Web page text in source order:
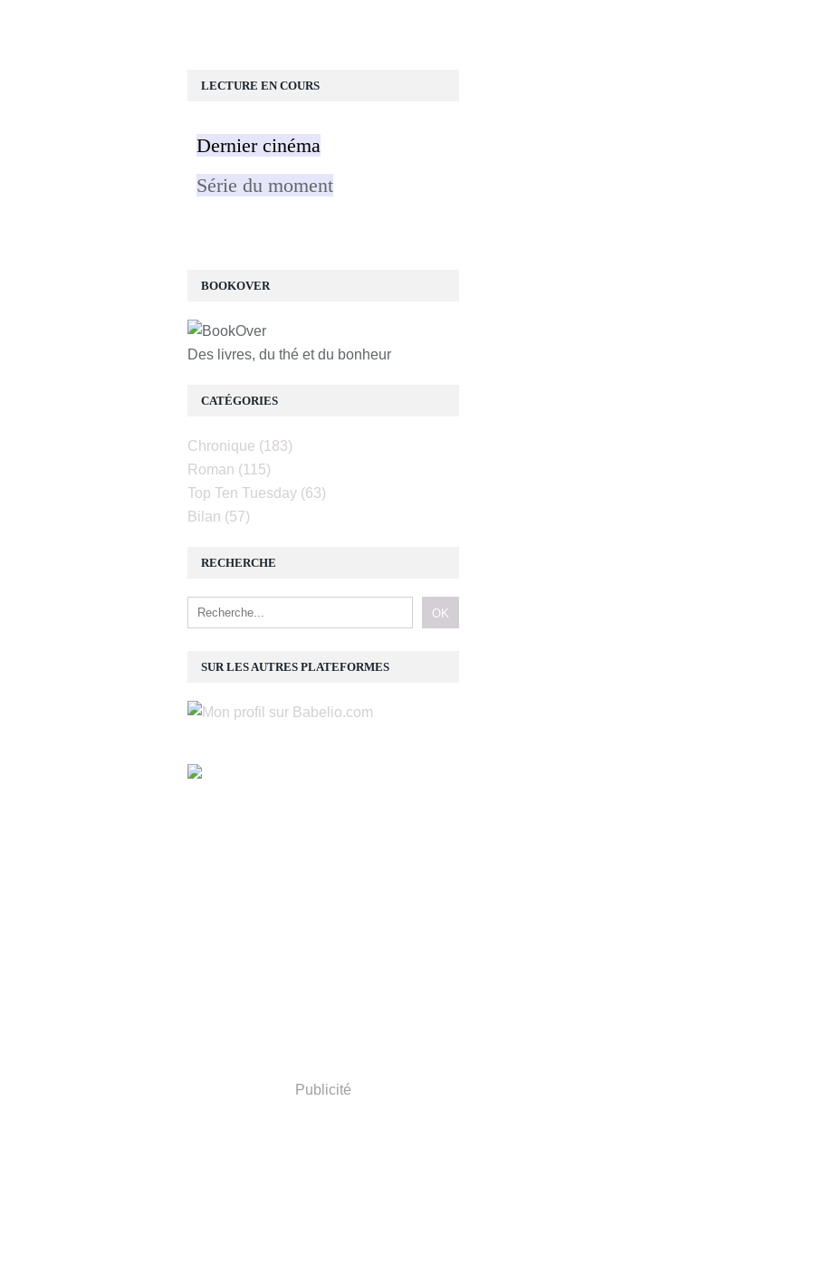
RECHERCHE
BOOKOVER
Des livres, du thé et du bonheur
CATÉGORIES
Chronique (183)
Roman (115)
Top Ten Tuesday (63)
Bilan (57)
LECTURE EN COURS
Dernier cinéma
Série du moment
SUR LES AUTRES PLATEFORMES
Publicité